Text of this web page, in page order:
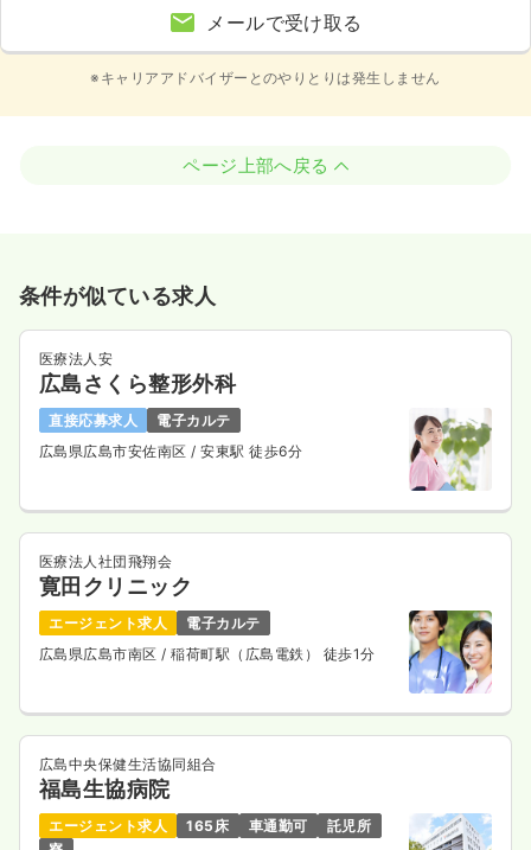
メールで受け取る
※キャリアアドバイザーとのやりとりは発生しません
ページ上部へ戻る
条件が似ている求人
医療法人安
広島さくら整形外科
直接応募求人
電子カルテ
広島県広島市安佐南区 / 安東駅 徒歩6分
医療法人社団飛翔会
寛田クリニック
エージェント求人
電子カルテ
広島県広島市南区 / 稲荷町駅（広島電鉄） 徒歩1分
広島中央保健生活協同組合
福島生協病院
エージェント求人 165床 車通勤可
託児所